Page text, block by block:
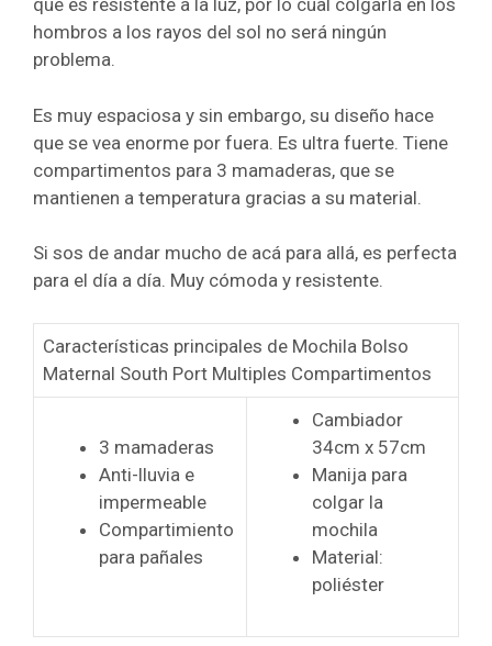
que es resistente a la luz, por lo cual colgarla en los
hombros a los rayos del sol no será ningún
problema.
Es muy espaciosa y sin embargo, su diseño hace
que se vea enorme por fuera. Es ultra fuerte. Tiene
compartimentos para 3 mamaderas, que se
mantienen a temperatura gracias a su material.
Si sos de andar mucho de acá para allá, es perfecta
para el día a día. Muy cómoda y resistente.
Características principales de Mochila Bolso
Maternal South Port Multiples Compartimentos
3 mamaderas
Anti-lluvia e
impermeable
Compartimiento
para pañales
Cambiador
34cm x 57cm
Manija para
colgar la
mochila
Material:
poliéster